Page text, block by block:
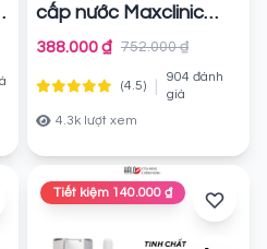
cấp nước Maxclinic
Water Lift Moisture
Ampoule 100ml
Chính hãng
388.000 ₫ 752.000 ₫
(4.5)
904 đánh
giá
4.3k lượt xem
Tiết kiệm 140.000 ₫